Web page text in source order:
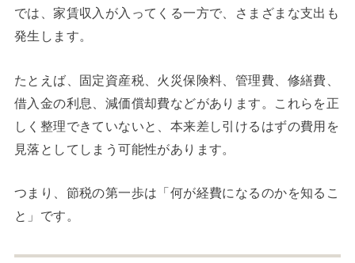
では、家賃収入が入ってくる一方で、さまざまな支出も
発生します。
たとえば、固定資産税、火災保険料、管理費、修繕費、
借入金の利息、減価償却費などがあります。これらを正
しく整理できていないと、本来差し引けるはずの費用を
見落としてしまう可能性があります。
つまり、節税の第一歩は「何が経費になるのかを知るこ
と」です。